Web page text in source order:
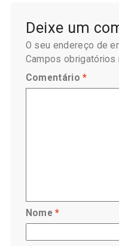
Deixe um
O seu endereço de
Campos
Comentário*
Nome*